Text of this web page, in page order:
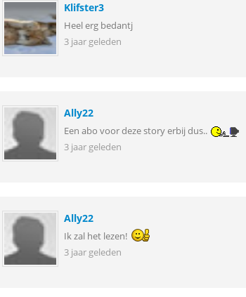
Klifster3
Heel erg bedantj
3 jaar geleden
Ally22
Een abo voor deze story erbij dus..
3 jaar geleden
Ally22
Ik zal het lezen!
3 jaar geleden